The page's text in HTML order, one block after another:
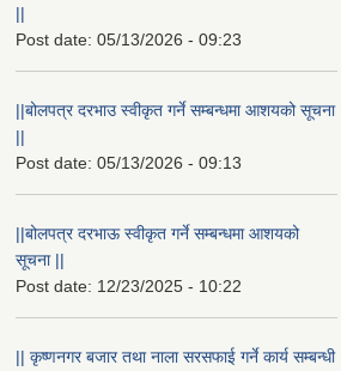
||
Post date: 05/13/2026 - 09:23
||बोलपत्र दरभाउ स्वीकृत गर्ने सम्बन्धमा आशयको सूचना
||
Post date: 05/13/2026 - 09:13
||बोलपत्र दरभाऊ स्वीकृत गर्ने सम्बन्धमा आशयको
सूचना ||
Post date: 12/23/2025 - 10:22
|| कृष्णनगर बजार तथा नाला सरसफाई गर्ने कार्य सम्बन्धी